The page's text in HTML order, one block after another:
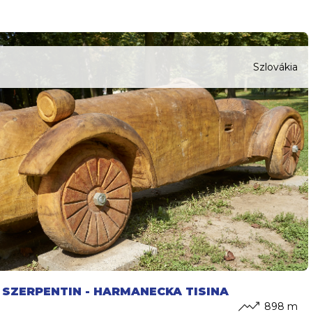
- HARMANECKA TISINA
Szlovákia
898 m